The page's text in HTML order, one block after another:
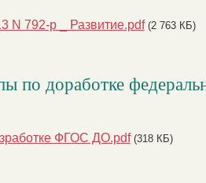
N 792-р _ Развитие.pdf (2 763 КБ)
по доработке
ФГОС ДО.pdf (318 КБ)